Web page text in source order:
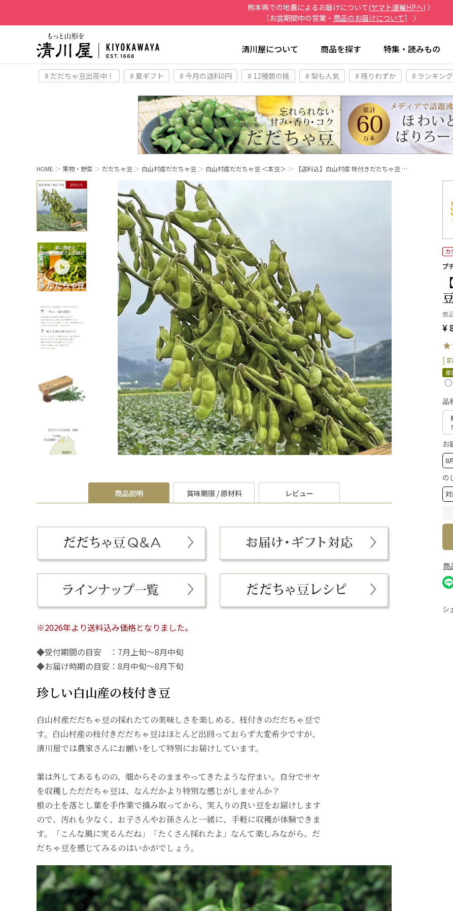
熊本県での地震によるお届けについて(ヤマト運輸HPへ) 〉
［お盆期間中の営業・ 商品のお届けについて］ 〉
清川屋について 商品を探す 特集・読みもの
# だだちゃ豆出荷中！ # 夏ギフト # 今月の送料0円 # 12種類の桃 # 梨も人気 # 残りわずか # ランキング
HOME 果物・野菜 だだちゃ豆 白山村産だだちゃ豆 白山村産だだちゃ豆 ＜本豆＞ 【送料込】白山村産 枝付きだだちゃ豆 …
商品説明 賞味期限 / 原材料 レビュー
※2026年より送料込み価格となりました。
◆受付期間の目安 ：7月上旬～8月中旬
◆お届け時期の目安：8月中旬～8月下旬
珍しい白山産の枝付き豆
白山村産だだちゃ豆の採れたての美味しさを楽しめる、枝付きのだだちゃ豆で
す。白山村産の枝付きだだちゃ豆はほとんど出回っておらず大変希少ですが、
清川屋では農家さんにお願いをして特別にお届けしています。
葉は外してあるものの、畑からそのままやってきたような佇まい。自分でサヤ
を収穫しただだちゃ豆は、なんだかより特別な感じがしませんか？
根の土を落とし葉を手作業で摘み取ってから、実入りの良い豆をお届けします
ので、汚れも少なく、お子さんやお孫さんと一緒に、手軽に収穫が体験できま
す。「こんな風に実るんだね」「たくさん採れたよ」なんて楽しみながら、だ
だちゃ豆を感じてみるのはいかがでしょう。
カ
プ
商
¥
[
産
品
お
の
商
シ